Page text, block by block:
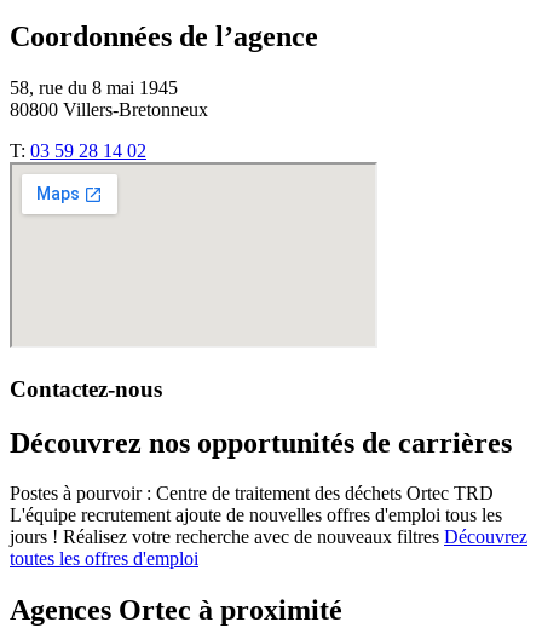
Coordonnées de l’agence
58, rue du 8 mai 1945
80800 Villers-Bretonneux
T: 03 59 28 14 02
Contactez-nous
Découvrez nos opportunités de carrières
Postes à pourvoir : Centre de traitement des déchets Ortec TRD
L'équipe recrutement ajoute de nouvelles offres d'emploi tous les
jours ! Réalisez votre recherche avec de nouveaux filtres Découvrez
toutes les offres d'emploi
Agences Ortec à proximité